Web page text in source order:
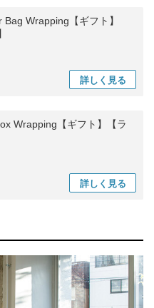
Wrapping【ギフト】
詳しく 見る
Wrapping【ギフト】【ラ
詳しく 見る